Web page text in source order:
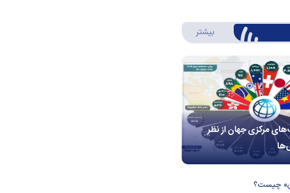
بیشتر درباره اینفوگرافیک
مرکزی جهان از نظر
چیست؟